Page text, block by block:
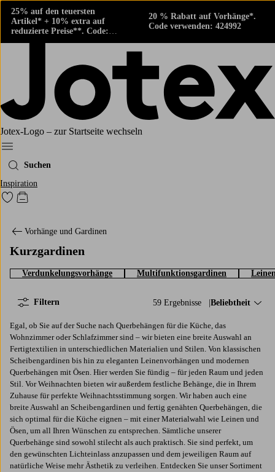
25% auf den teuersten
Artikel* + 10% extra auf
reduzierte Preise**. Code:
424882
20 % Rabatt auf Vorhänge*.
Code verwenden: 424992
Jotex-Logo – zur Startseite wechseln
Ellos‘ Menü
Suchen
Inspiration
Zu den als Favoriten markierten Produkten gehen
Zum Warenkorb
Vorhänge und Gardinen
Kurzgardinen
Verdunkelungsvorhänge Multifunktionsgardinen
59 Ergebnisse Sortieren nach:
Beliebtheit
Filtern
Egal, ob Sie auf der Suche nach Querbehängen für die Küche, das
Wohnzimmer oder Schlafzimmer sind – wir bieten eine breite Auswahl an
Fertigtextilien in unterschiedlichen Materialien und Stilen. Von klassischen
Scheibengardinen bis hin zu eleganten Leinenvorhängen und modernen
Querbehängen mit Ösen. Hier werden Sie fündig – für jeden Raum und jeden
Stil. Vor Weihnachten bieten wir außerdem festliche Behänge, die in Ihrem
Zuhause für perfekte Weihnachtsstimmung sorgen. Wir haben auch eine
breite Auswahl an Scheibengardinen und fertig genähten Querbehängen, die
sich optimal für die Küche eignen – mit einer Materialwahl wie Leinen und
Ösen, um all Ihren Wünschen zu entsprechen. Sämtliche unserer
Querbehänge sind sowohl stilecht als auch praktisch. Sie sind perfekt, um
den gewünschten Lichteinlass anzupassen und dem jeweiligen Raum auf
natürliche Weise mehr Ästhetik zu verleihen. Entdecken Sie unser Sortiment